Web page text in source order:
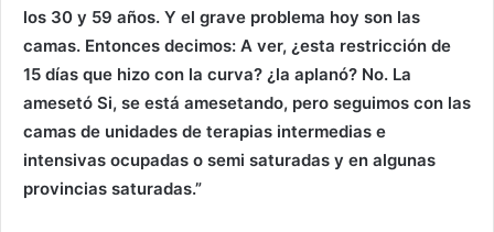
los 30 y 59 años. Y el grave problema hoy son las
camas. Entonces decimos: A ver, ¿esta restricción de
15 días que hizo con la curva? ¿la aplanó? No. La
amesetó Si, se está amesetando, pero seguimos con las
camas de unidades de terapias intermedias e
intensivas ocupadas o semi saturadas y en algunas
provincias saturadas.”